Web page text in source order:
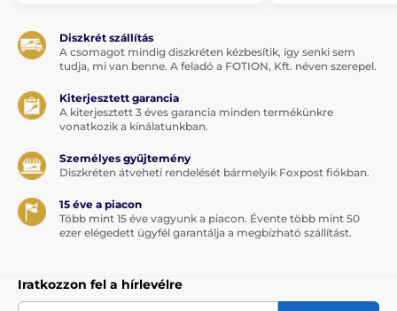
Diszkrét szállítás
A csomagot mindig diszkréten kézbesítik, így senki sem
tudja, mi van benne. A feladó a FOTION, Kft. néven szerepel.
Kiterjesztett garancia
A kiterjesztett 3 éves garancia minden termékünkre
vonatkozik a kínálatunkban.
Személyes gyűjtemény
Diszkréten átveheti rendelését bármelyik Foxpost fiókban.
15 éve a piacon
Több mint 15 éve vagyunk a piacon. Évente több mint 50
ezer elégedett ügyfél garantálja a megbízható szállítást.
Iratkozzon fel a hírlevélre